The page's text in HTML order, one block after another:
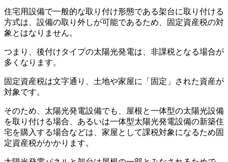
住宅用設備で一般的な取り付け形態である架台に取り付ける
方式は、設備の取り外しが可能であるため、固定資産税の対
象とはなりません。
つまり、後付けタイプの太陽光発電は、非課税となる場合が
多くなります。
固定資産税は文字通り、土地や家屋に「固定」された資産が
対象です。
そのため、太陽光発電設備でも、屋根と一体型の太陽光設備
を取り付ける場合、あるいは一体型太陽光発電設備の新築住
宅を購入する場合などは、家屋として課税対象になるため固
定資産税がかかります。